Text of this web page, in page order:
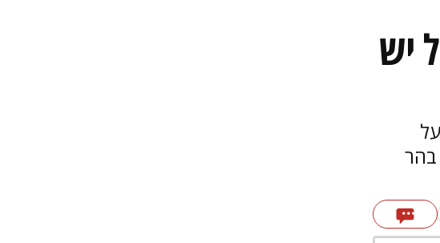
יש
בהר